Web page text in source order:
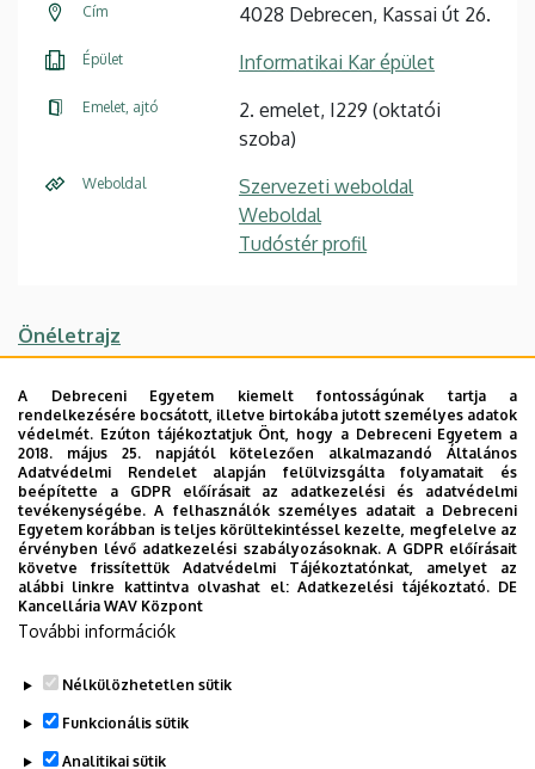
Cím 4028 Debrecen, Kassai út 26.
Épület Informatikai Kar épület
Emelet, ajtó
2. emelet, I229 (oktatói
szoba)
Weboldal
Szervezeti weboldal
Weboldal
Tudóstér profil
Önéletrajz
Főbb kutatási irányok
Bioinformatika
neuroinformatika
orvosi informatika
orvosi digitális elektronika
Legutóbbi frissítés: 2023. 02. 16. 08:34
A Debreceni Egyetem kiemelt fontosságúnak tartja a
rendelkezésére bocsátott, illetve birtokába jutott személyes adatok
védelmét. Ezúton tájékoztatjuk Önt, hogy a Debreceni Egyetem a
2018. május 25. napjától kötelezően alkalmazandó Általános
Adatvédelmi Rendelet alapján felülvizsgálta folyamatait és
beépítette a GDPR előírásait az adatkezelési és adatvédelmi
tevékenységébe. A felhasználók személyes adatait a Debreceni
Egyetem korábban is teljes körültekintéssel kezelte, megfelelve az
érvényben lévő adatkezelési szabályozásoknak. A GDPR előírásait
követve frissítettük Adatvédelmi Tájékoztatónkat, amelyet az
alábbi linkre kattintva olvashat el:Adatkezelési tájékoztató. DE
Kancellária WAV Központ
További információk
Nélkülözhetetlen sütik
Funkcionális sütik
Analitikai sütik